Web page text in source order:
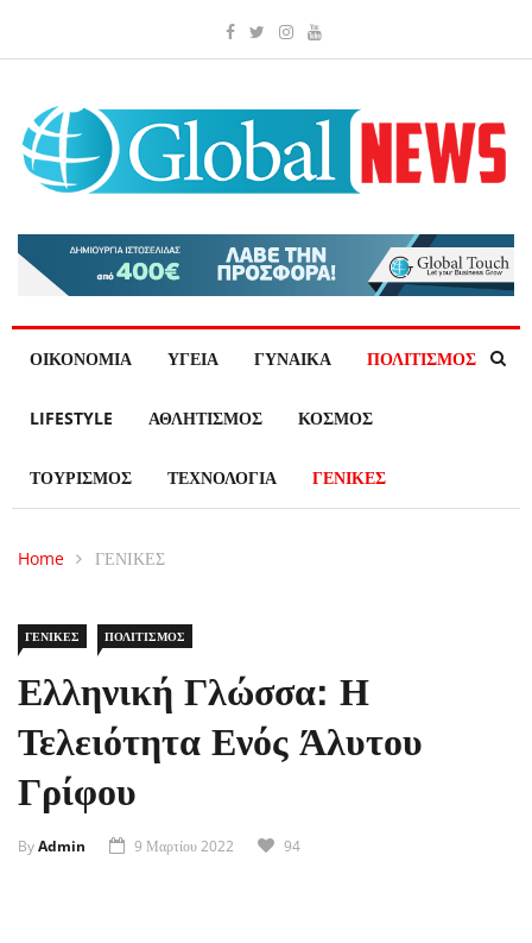
ΟΙΚΟΝΟΜΙΑ ΥΓΕΙΑ ΓΥΝΑΙΚΑ ΠΟΛΙΤΙΣΜΟΣ
LIFESTYLE ΑΘΛΗΤΙΣΜΟΣ ΚΟΣΜΟΣ
ΤΟΥΡΙΣΜΟΣ ΤΕΧΝΟΛΟΓΙΑ ΓΕΝΙΚΕΣ
Home ΓΕΝΙΚΕΣ
ΓΕΝΙΚΕΣ ΠΟΛΙΤΙΣΜΟΣ
Ελληνική Γλώσσα: Η
Τελειότητα Ενός Άλυτου
Γρίφου
ByAdmin 9 Μαρτίου 2022 94